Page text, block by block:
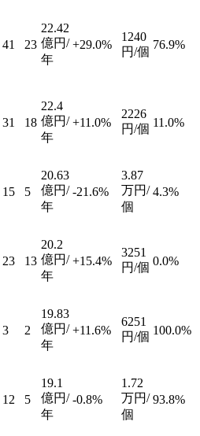
41 23
22.42
億円/
年
+29.0%
1240
円/個
76.9%
31 18
22.4
億円/
年
+11.0%
2226
円/個 11.0%
15 5
20.63
億円/
年
-21.6%
3.87
万円/
個
4.3%
23 13
20.2
億円/
年
+15.4%
3251
円/個 0.0%
3 2
19.83
億円/
年
+11.6%
6251
円/個 100.0%
12 5
19.1
億円/
年
-0.8%
1.72
万円/
個
93.8%